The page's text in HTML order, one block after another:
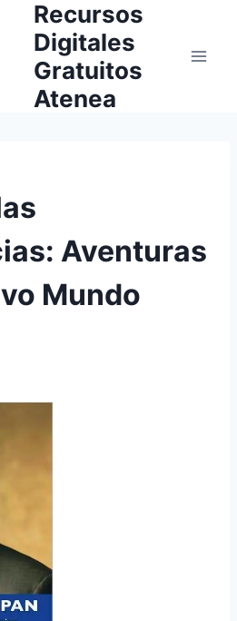
Recursos
Digitales
Gratuitos
Atenea
Aventuras
Mundo